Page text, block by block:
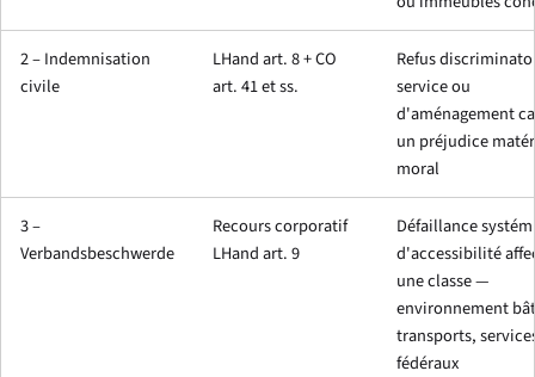
2 – Indemnisation
civile
LHand art. 8 + CO
art. 41 et ss.
Refus
service ou
d'aménagement
un préjudice
moral
3 –
Verbandsbeschwerde
Recours corporatif
LHand art. 9
Défaillance
d'accessibilité
une classe —
environnement
transports,
fédéraux